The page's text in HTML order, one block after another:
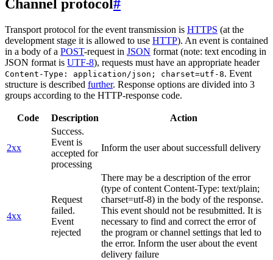
Channel protocol#
Transport protocol for the event transmission is HTTPS (at the
development stage it is allowed to use HTTP). An event is contained
in a body of a POST-request in JSON format (note: text encoding in
JSON format is UTF-8), requests must have an appropriate header
Content-Type: application/json; charset=utf-8. Event
structure is described further. Response options are divided into 3
groups according to the HTTP-response code.
Code Description Action
2xx
Success.
Event is
accepted for
processing
Inform the user about successfull delivery
4xx
Request
failed.
Event
rejected
There may be a description of the error
(type of content Content-Type: text/plain;
charset=utf-8) in the body of the response.
This event should not be resubmitted. It is
necessary to find and correct the error of
the program or channel settings that led to
the error. Inform the user about the event
delivery failure